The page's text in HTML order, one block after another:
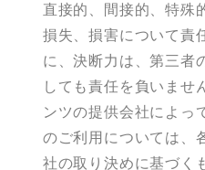
直接的、間接的、特殊
損失、損害について責
に、決断力は、第三者
しても責任を負いませ
ンツの提供会社によっ
のご利用については、
社の取り決めに基づく